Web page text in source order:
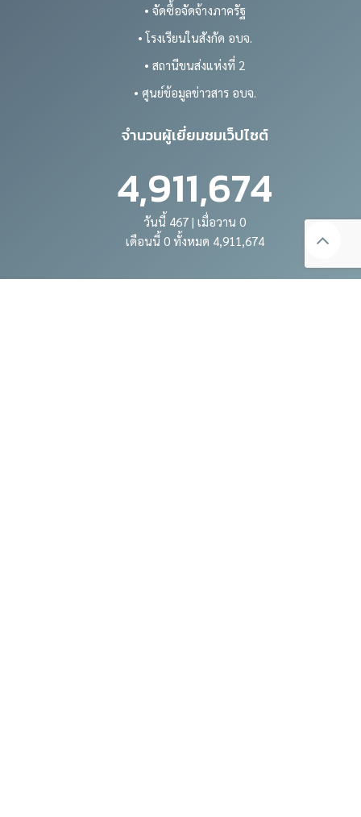
• จัดซื้อจัดจ้างภาครัฐ
• โรงเรียนในสังกัด อบจ.
• สถานีขนส่งแห่งที่ 2
• ศูนย์ข้อมูลข่าวสาร อบจ.
จำนวนผู้เยี่ยมชมเว็ปไซต์
4,911,674
วันนี้ 467 | เมื่อวาน 0
เดือนนี้ 0 ทั้งหมด 4,911,674